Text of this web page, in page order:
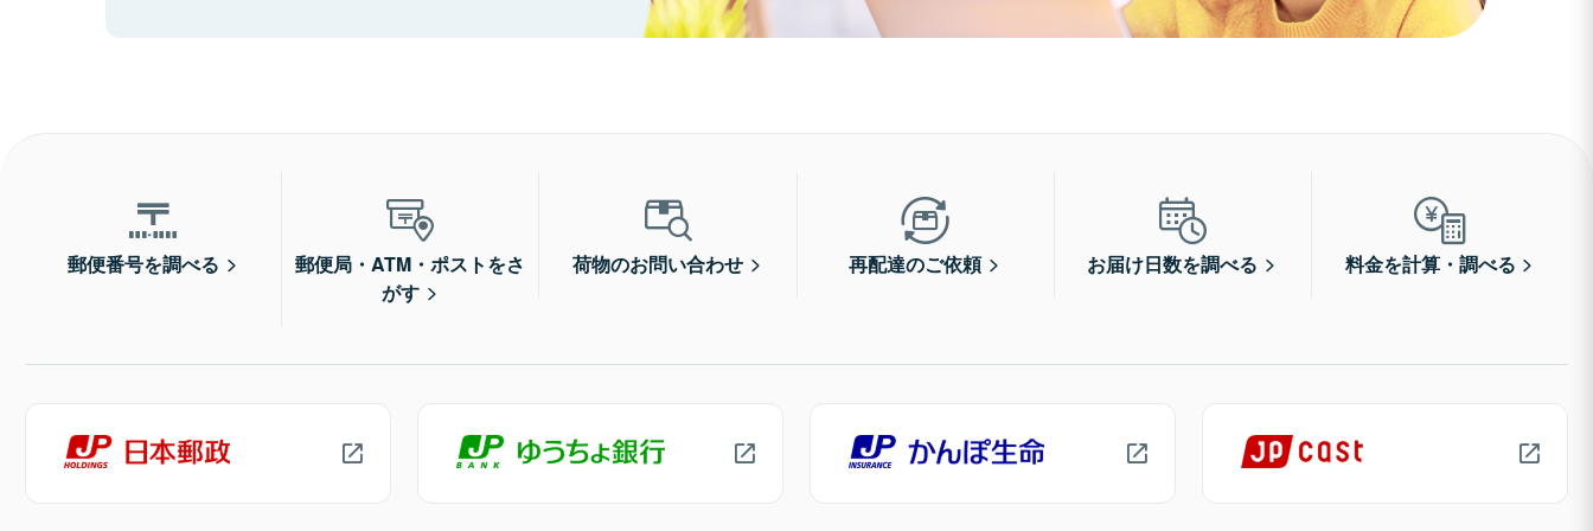
郵便番号を調べる
郵便局・ATM・ポストをさ
がす
荷物のお問い合わせ 再配達のご依頼 お届け日数を調べる 料金を計算・調べる